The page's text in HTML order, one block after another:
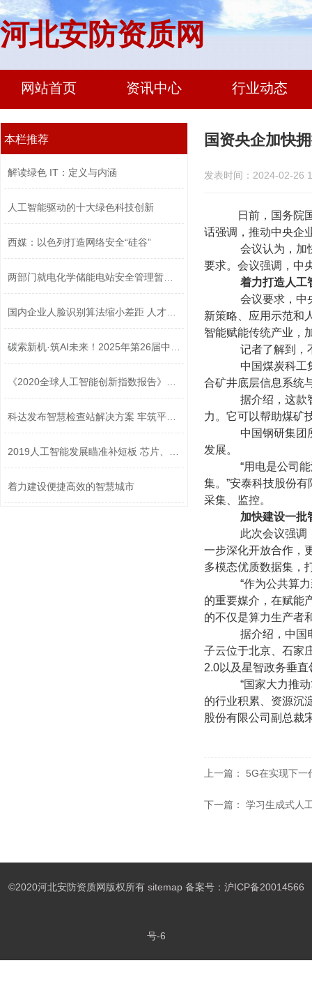
河北安防资质网
网站首页 资讯中心 行业动态
本栏推荐
解读绿色 IT：定义与内涵
人工智能驱动的十大绿色科技创新
西媒：以色列打造网络安全“硅谷”
着力建设便捷高效的智慧城市
国资央企加快
发表时间：2024-02-26
日前，国务院国
话强调，推动中央企
会议认为，加快
要求。会议强调，中
着力打造人工
会议要求，中央
新策略、应用示范和
智能赋能传统产业，
记者了解到，不
中国煤炭科工集
合矿井底层信息系统
据介绍，这款智
力。它可以帮助煤矿
中国钢研集团所
发展。
“用电是公司能
集。”安泰科技股份
采集、监控。
加快建设一批
此次会议强调，
一步深化开放合作，
多模态优质数据集，
“作为公共算力
的重要媒介，在赋能
的不仅是算力生产者
据介绍，中国电
子云位于北京、石家
2.0以及星智政务垂
“国家大力推动
的行业积累、资源沉
股份有限公司副总裁
上一篇： 5G在实现下一
下一篇： 学习生成式人
©2020河北安防资质网版权所有 sitemap备案号： 沪ICP备20014566
号-6